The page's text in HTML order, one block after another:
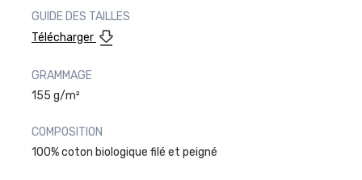
GUIDE DES TAILLES
Télécharger
GRAMMAGE
155 g/m²
COMPOSITION
100% coton biologique filé et peigné